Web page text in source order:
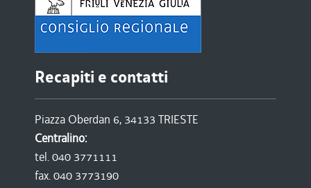
Recapiti e contatti
Piazza Oberdan 6, 34133 TRIESTE
Centralino:
tel. 040 3771111
fax. 040 3773190